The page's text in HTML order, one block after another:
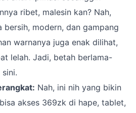
ribet, malesin kan? Nah,
modern, dan gampang
warnanya juga enak dilihat,
lelah. Jadi, betah berlama-
Nah, ini nih yang bikin
akses 369zk di hape, tablet,